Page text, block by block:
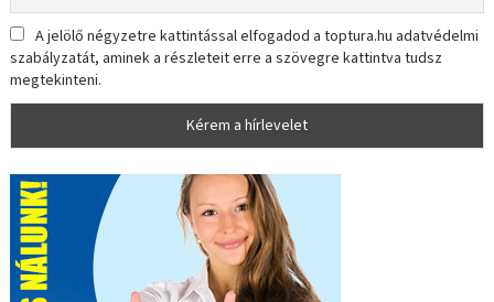
A jelölő négyzetre kattintással elfogadod a toptura.hu adatvédelmi
szabályzatát, aminek a részleteit erre a szövegre kattintva tudsz
megtekinteni.